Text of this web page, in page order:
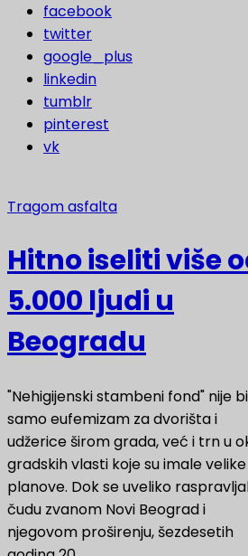
facebook
twitter
google_plus
linkedin
tumblr
pinterest
vk
Tragom asfalta
Hitno iseliti više
5.000 ljudi u
Beogradu
"Nehigijenski stambeni fond" nije
samo eufemizam za dvorišta i
udžerice širom grada, već i trn u
gradskih vlasti koje su imale velike
planove. Dok se uveliko
čudu zvanom Novi Beograd i
njegovom proširenju, šezdesetih